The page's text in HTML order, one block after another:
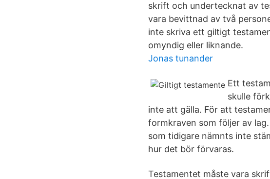
skrift och undertecknat av
vara bevittnad av två
inte skriva ett giltigt
omyndig eller liknande.
Jonas tunander
Ett
skulle
inte att gälla. För att
formkraven som följer av
som tidigare nämnts inte
hur det bör förvaras.
Testamentet måste vara